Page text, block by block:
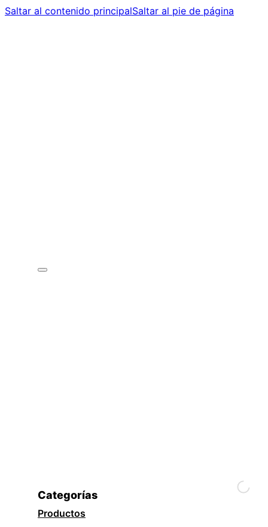
Saltar al contenido principalSaltar al pie de página
Categorías
Productos